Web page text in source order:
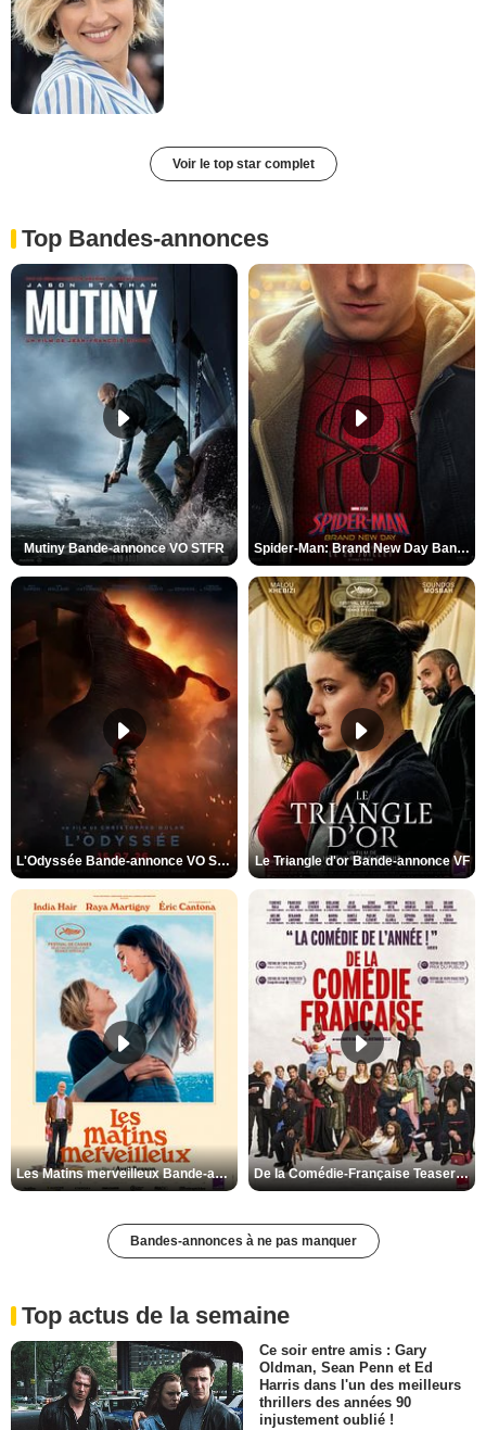
Voir le top star complet
Top Bandes-annonces
Mutiny Bande-annonce VO STFR Spider-Man: Brand New Day Bande-annonce VO STFR
L'Odyssée Bande-annonce VO STFR Le Triangle d'or Bande-annonce VF
Les Matins merveilleux Bande-annonce VF De la Comédie-Française Teaser VF
Bandes-annonces à ne pas manquer
Top actus de la semaine
Ce soir entre amis : Gary
Oldman, Sean Penn et Ed
Harris dans l'un des meilleurs
thrillers des années 90
injustement oublié !